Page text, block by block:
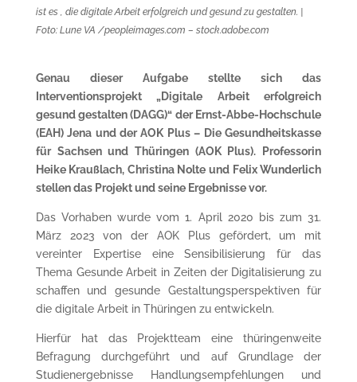
ist es , die digitale Arbeit erfolgreich und gesund zu gestalten. |
Foto: Lune VA /peopleimages.com – stock.adobe.com
Genau dieser Aufgabe stellte sich das
Interventionsprojekt „Digitale Arbeit erfolgreich
gesund gestalten (DAGG)“ der Ernst-Abbe-Hochschule
(EAH) Jena und der AOK Plus – Die Gesundheitskasse
für Sachsen und Thüringen (AOK Plus). Professorin
Heike Kraußlach, Christina Nolte und Felix Wunderlich
stellen das Projekt und seine Ergebnisse vor.
Das Vorhaben wurde vom 1. April 2020 bis zum 31.
März 2023 von der AOK Plus gefördert, um mit
vereinter Expertise eine Sensibilisierung für das
Thema Gesunde Arbeit in Zeiten der Digitalisierung zu
schaffen und gesunde Gestaltungsperspektiven für
die digitale Arbeit in Thüringen zu entwickeln.
Hierfür hat das Projektteam eine thüringenweite
Befragung durchgeführt und auf Grundlage der
Studienergebnisse Handlungsempfehlungen und